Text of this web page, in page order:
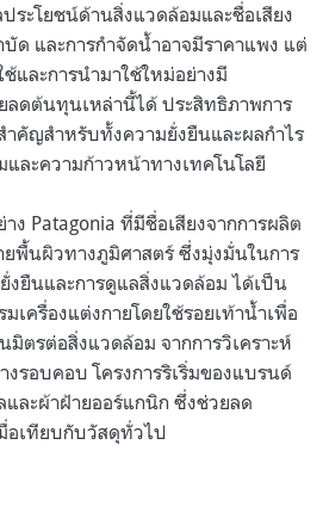
ระโยชน์ด้านสิ่งแวดล้อมและชื่อเสียง
ด และการกำจัดน้ำอาจมีราคาแพง แต่
และการนำมาใช้ใหม่อย่างมี
ลดต้นทุนเหล่านี้ได้ ประสิทธิภาพการ
ำคัญสำหรับทั้งความยั่งยืนและผลกำไร
ละความก้าวหน้าทางเทคโนโลยี
Patagonia ที่มีชื่อเสียงจากการผลิต
พื้นผิวทางภูมิศาสตร์ ซึ่งมุ่งมั่นในการ
งยืนและการดูแลสิ่งแวดล้อม ได้เป็น
เครื่องแต่งกายโดยใช้รอยเท้าน้ำเพื่อ
ตรต่อสิ่งแวดล้อม จากการวิเคราะห์
รอบคอบ โครงการริเริ่มของแบรนด์
และผ้าฝ้ายออร์แกนิก ซึ่งช่วยลด
อเทียบกับวัสดุทั่วไป